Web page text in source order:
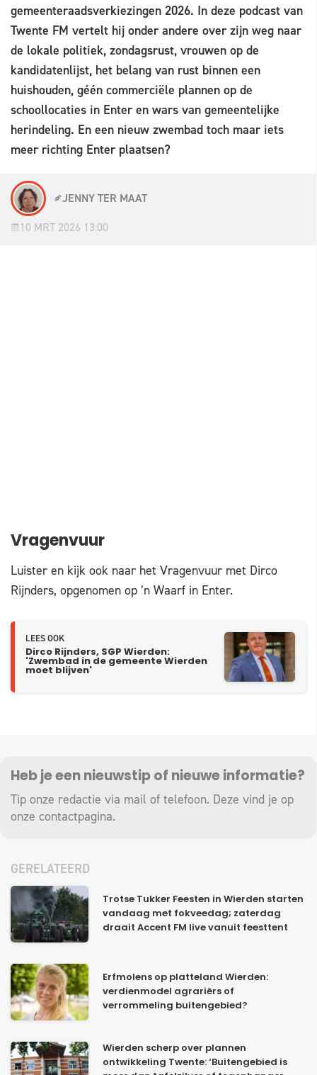
gemeenteraadsverkiezingen 2026. In deze podcast van
Twente FM vertelt hij onder andere over zijn weg naar
de lokale politiek, zondagsrust, vrouwen op de
kandidatenlijst, het belang van rust binnen een
huishouden, géén commerciële plannen op de
schoollocaties in Enter en wars van gemeentelijke
herindeling. En een nieuw zwembad toch maar iets
meer richting Enter plaatsen?
JENNY TER MAAT
10 MRT 2026 13:00
Vragenvuur
Luister en kijk ook naar het Vragenvuur met Dirco
Rijnders, opgenomen op ’n Waarf in Enter.
LEES OOK
Dirco Rijnders, SGP Wierden:
'Zwembad in de gemeente Wierden
moet blijven'
Heb je een nieuwstip of nieuwe informatie?
Tip onze redactie via mail of telefoon. Deze vind je op
onze contactpagina.
GERELATEERD
Trotse Tukker Feesten in Wierden starten
vandaag met fokveedag; zaterdag
draait Accent FM live vanuit feesttent
Erfmolens op platteland Wierden:
verdienmodel agrariërs of
verrommeling buitengebied?
Wierden scherp over plannen
ontwikkeling Twente: ‘Buitengebied is